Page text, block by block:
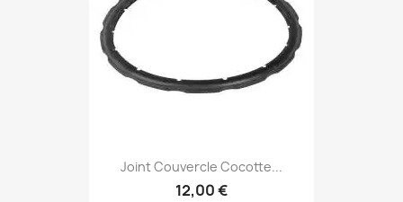
Joint Couvercle Cocotte...
12,00 €